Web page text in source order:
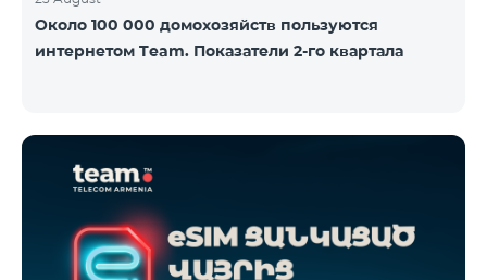
Около 100 000 домохозяйств пользуются
интернетом Team. Показатели 2-го квартала